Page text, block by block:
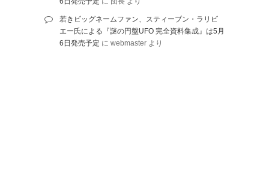
若きビッグネームファン、スティーブン・ラリビ
エー氏による『謎の円盤UFO 完全資料集成』は5月
6日発売予定 に webmaster より